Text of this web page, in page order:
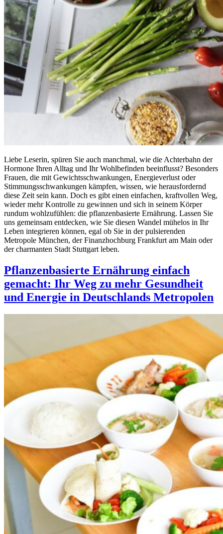
Liebe Leserin, spüren Sie auch manchmal, wie die Achterbahn der
Hormone Ihren Alltag und Ihr Wohlbefinden beeinflusst? Besonders
Frauen, die mit Gewichtsschwankungen, Energieverlust oder
Stimmungsschwankungen kämpfen, wissen, wie herausfordernd
diese Zeit sein kann. Doch es gibt einen einfachen, kraftvollen Weg,
wieder mehr Kontrolle zu gewinnen und sich in seinem Körper
rundum wohlzufühlen: die pflanzenbasierte Ernährung. Lassen Sie
uns gemeinsam entdecken, wie Sie diesen Wandel mühelos in Ihr
Leben integrieren können, egal ob Sie in der pulsierenden
Metropole München, der Finanzhochburg Frankfurt am Main oder
der charmanten Stadt Stuttgart leben.
Pflanzenbasierte Ernährung einfach
gemacht: Ihr Weg zu mehr Gesundheit
und Energie in Deutschlands Metropolen